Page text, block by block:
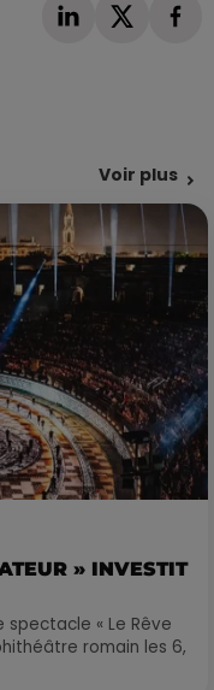
Voir plus
» INVESTIT
« Le Rêve
romain les 6,